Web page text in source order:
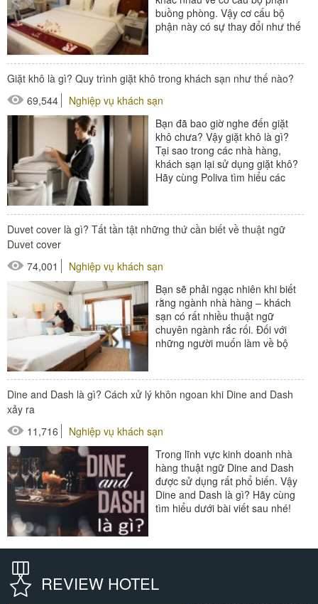
buồng phòng. Vậy cơ cấu bộ
phận này có sự thay đổi như thế
#Buồng phòng khách sạn
#thiết bị buồng phòng
#xe giặt là
Giặt khô là gì? Quy trình giặt khô trong khách sạn như thế nào?
69,544
Nghiệp vụ khách sạn
Bạn đã bao giờ nghe đến giặt
khô chưa? Vậy giặt khô là gì?
Tại sao trong các nhà hàng,
khách sạn lại sử dụng giặt khô?
Hãy cùng Poliva tìm hiểu các
#xe giặt là
Duvet cover là gì? Tất tần tật những thứ cần biết về thuật ngữ
Duvet cover
74,001
Nghiệp vụ khách sạn
Bạn sẽ phải ngạc nhiên khi biết
rằng ngành nhà hàng – khách
sạn có rất nhiều thuật ngữ
chuyên ngành rắc rối. Đối với
những người muốn làm về bộ
#thiết bị buồng phòng
Dine and Dash là gì? Cách xử lý khôn ngoan khi Dine and Dash
xảy ra
11,716
Nghiệp vụ khách sạn
Trong lĩnh vực kinh doanh nhà
hàng thuật ngữ Dine and Dash
được sử dụng rất phổ biến. Vậy
Dine and Dash là gì? Hãy cùng
tìm hiểu dưới bài viết sau nhé!
#thiết bị buồng phòng
REVIEW HOTEL